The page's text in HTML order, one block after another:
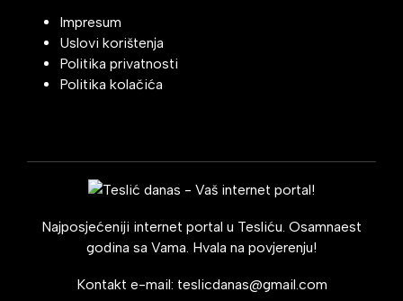
Impresum
Uslovi korištenja
Politika privatnosti
Politika kolačića
Najposjećeniji internet portal u Tesliću. Osamnaest
godina sa Vama. Hvala na povjerenju!
Kontakt e-mail: teslicdanas@gmail.com